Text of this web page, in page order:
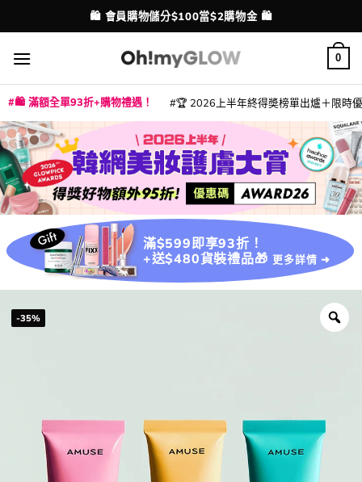
to
content
配送港澳
💳 支援消費券、FPS、八達通、PAYME、信用卡付款
0
🛍️ 滿額全單93折+購物禮遇！ 🏆 2026上半年終得奬榜單出爐＋限時
滿$599即享93折！
+送$480貨裝禮品🎁 更多詳情 ➜
-35%